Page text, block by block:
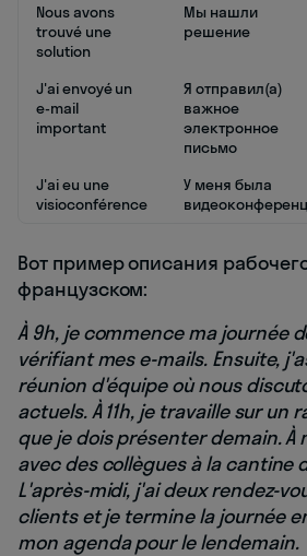
Nous avons
trouvé une
solution
Мы нашли
решение
J'ai envoyé un
e-mail
important
Я отправил(а)
важное
электронное
письмо
J'ai eu une
visioconférence
У меня была
Вот пример описания
французском:
À 9h, je commence ma journée
vérifiant mes e-mails. Ensuite,
réunion d'équipe où nous
actuels. À 11h, je travaille sur
que je dois présenter demain. À
avec des collègues à la cantine
L'après-midi, j'ai deux rendez-
clients et je termine la journée
mon agenda pour le lendemain.